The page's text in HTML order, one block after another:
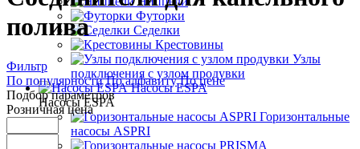
Футорки
Седелки
Крестовины
Узлы
подключения с узлом продувки
Насосы ESPA
Насосы ESPA
Горизонтальные
насосы ASPRI
полива
Фильтр
По популярности По алфавиту По цене
Подбор параметров
Розничная цена